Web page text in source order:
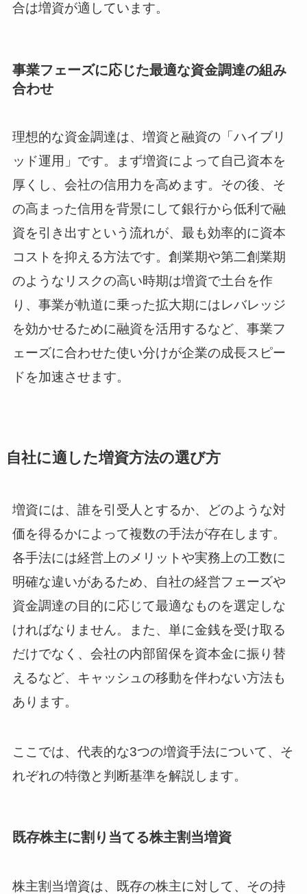
合は増資が適しています。
事業フェーズに応じた最適な資金調達の組み
合わせ
理想的な資金調達は、増資と融資の「ハイブリ
ッド運用」です。まず増資によって自己資本を
厚くし、会社の信用力を高めます。その後、そ
の高まった信用を背景にして銀行から低利で融
資を引き出すという流れが、最も効率的に資本
コストを抑える方法です。創業期や第二創業期
のようなリスクの高い時期は増資で土台を作
り、事業が軌道に乗った拡大期にはレバレッジ
を効かせるために融資を活用するなど、事業フ
ェーズに合わせた使い分けが企業の成長スピー
ドを加速させます。
自社に適した増資方法の選び方
増資には、誰を引受人とするか、どのような対
価を得るかによって複数の手法が存在します。
各手法には経営上のメリットや実務上の工数に
明確な違いがあるため、自社の経営フェーズや
資金調達の目的に応じて最適なものを選定しな
ければなりません。また、単に金銭を受け取る
だけでなく、会社の内部留保を資本金に振り替
えるなど、キャッシュの移動を伴わない方法も
あります。
ここでは、代表的な3つの増資手法について、そ
れぞれの特徴と判断基準を解説します。
既存株主に割り当てる株主割当増資
株主割当増資は、既存の株主に対して、その持